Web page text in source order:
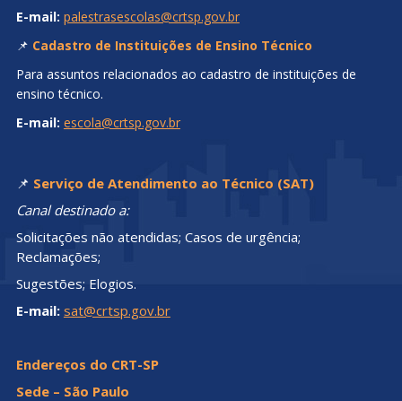
E-mail: palestrasescolas@crtsp.gov.br
📌 Cadastro de Instituições de Ensino Técnico
Para assuntos relacionados ao cadastro de instituições de
ensino técnico.
E-mail: escola@crtsp.gov.br
📌 Serviço de Atendimento ao Técnico (SAT)
Canal destinado a:
Solicitações não atendidas; Casos de urgência;
Reclamações;
Sugestões; Elogios.
E-mail: sat@crtsp.gov.br
Endereços do CRT-SP
Sede – São Paulo